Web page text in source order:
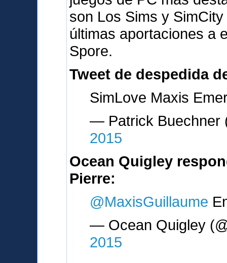
son Los Sims y
últimas aportaciones a
Spore.
Tweet de despedida
SimLove Maxis
— Patrick Buechner
2015
Ocean Quigley
Pierre:
@MaxisGuillaume
— Ocean Quigley
2015